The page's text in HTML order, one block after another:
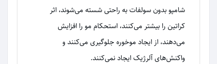
شامپو بدون سولفات به راحتی شسته می‌شوند، اثر
کراتین را بیشتر می‌کنند، استحکام مو را افزایش
می‌دهند، از ایجاد موخوره جلوگیری می‌کنند و
واکنش‌های آلرژیک ایجاد نمی‌کنند.